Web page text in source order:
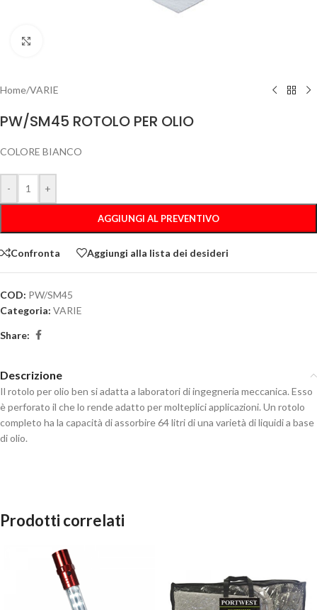
Home/VARIE
PW/SM45 ROTOLO PER OLIO
COLORE BIANCO
- +
AGGIUNGI AL PREVENTIVO
Confronta Aggiungi alla lista dei desideri
COD: PW/SM45
Categoria: VARIE
Share:
Descrizione
Il rotolo per olio ben si adatta a laboratori di ingegneria meccanica. Esso
è perforato il che lo rende adatto per molteplici applicazioni. Un rotolo
completo ha la capacità di assorbire 64 litri di una varietà di liquidi a base
di olio.
Prodotti correlati